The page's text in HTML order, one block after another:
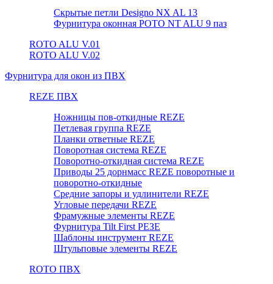
Скрытые петли Designo NX AL 13
Фурнитура оконная РОТО NT ALU 9 паз
ROTO ALU V.01
ROTO ALU V.02
Фурнитура для окон из ПВХ
REZE ПВХ
Ножницы пов-откидные REZE
Петлевая группа REZE
Планки ответные REZE
Поворотная система REZE
Поворотно-откидная система REZE
Приводы 25 дорнмасс REZE поворотные и
поворотно-откидные
Средние запоры и удлинители REZE
Угловые передачи REZE
Фрамужные элементы REZE
Фурнитура Tilt First РЕЗЕ
Шаблоны инструмент REZE
Штульповые элементы REZE
RОTO ПВХ